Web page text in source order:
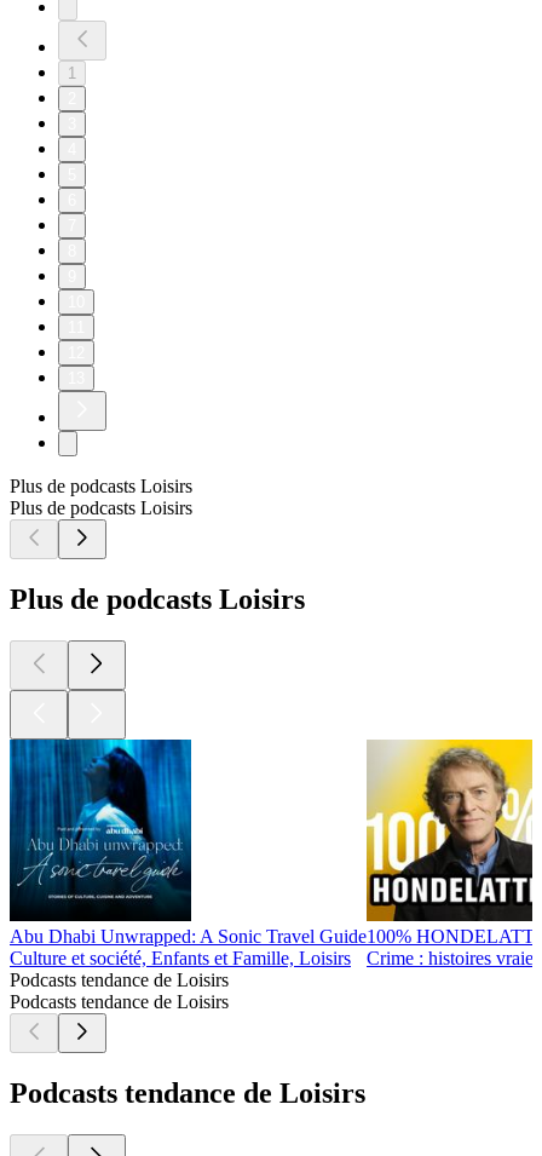
1
Plus de podcasts Loisirs
Plus de podcasts Loisirs
Plus de podcasts Loisirs
Abu Dhabi Unwrapped: A Sonic Travel Guide
Culture et société, Enfants et Famille, Loisirs
100%
Crime : histoires
Podcasts tendance de Loisirs
Podcasts tendance de Loisirs
Podcasts tendance de Loisirs